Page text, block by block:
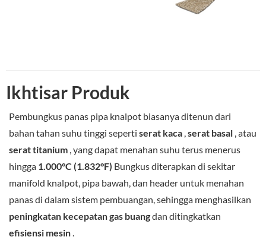
Ikhtisar Produk
Pembungkus panas pipa knalpot biasanya ditenun dari
bahan tahan suhu tinggi seperti serat kaca ,serat basal , atau
serat titanium , yang dapat menahan suhu terus menerus
hingga 1.000°C (1.832°F) Bungkus diterapkan di sekitar
manifold knalpot, pipa bawah, dan header untuk menahan
panas di dalam sistem pembuangan, sehingga menghasilkan
peningkatan kecepatan gas buangdan ditingkatkan
efisiensi mesin.